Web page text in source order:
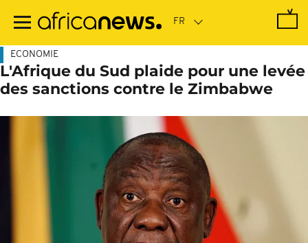
contenu
ECONOMIE
L'Afrique du Sud plaide pour une levée
des sanctions contre le Zimbabwe